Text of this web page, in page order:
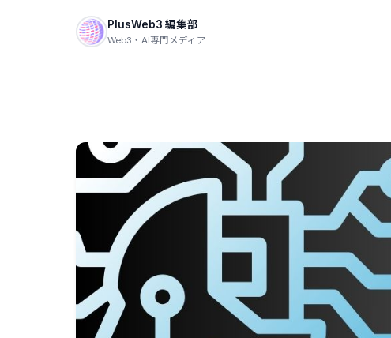
PlusWeb3 編集部
Web3・AI専門メディア